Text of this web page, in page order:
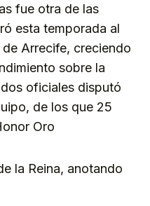
fue otra de las
esta temporada al
Arrecife, creciendo
sobre la
oficiales disputó
de los que 25
Oro
la Reina, anotando